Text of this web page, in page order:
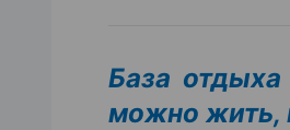
База
можно жить,